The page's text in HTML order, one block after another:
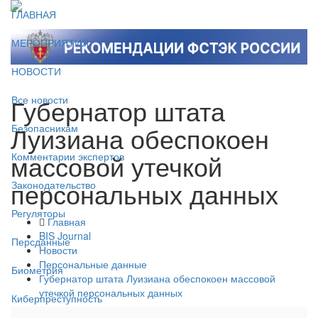
ГЛАВНАЯ
МЕРОПРИЯТИЯ
НОВОСТИ
Все новости
Безопасникам
Комментарии экспертов
Законодательство
Регуляторы
Персданные
Биометрия
Киберпреступность
Губернатор штата
Луизиана обеспокоен
массовой утечкой
персональных данных
Главная
BIS Journal
Новости
Персональные данные
Губернатор штата Луизиана обеспокоен массовой
утечкой персональных данных